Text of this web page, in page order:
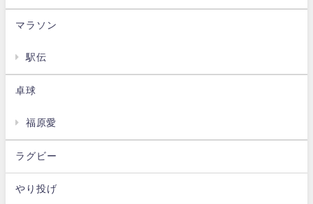
マラソン
駅伝
卓球
福原愛
ラグビー
やり投げ